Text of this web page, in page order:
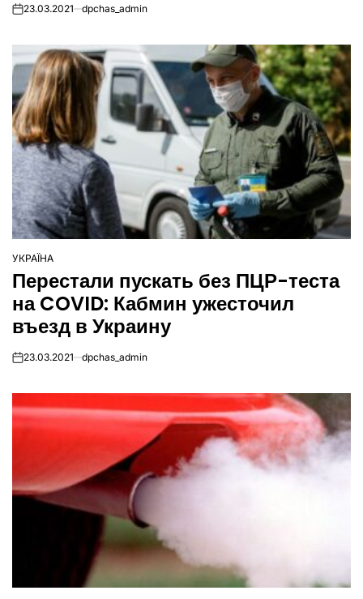
on23.03.2021 dpchas_admin
ОПУБЛІКУВАТИ
У
УКРАЇНА
Перестали пускать без ПЦР-теста
на COVID: Кабмин ужесточил
въезд в Украину
on23.03.2021 dpchas_admin